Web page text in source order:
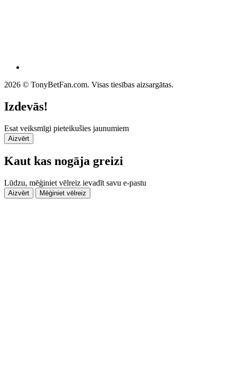
2026 © TonyBetFan.com. Visas tiesības aizsargātas.
Izdevās!
Esat veiksmīgi pieteikušies jaunumiem
Aizvērt
Kaut kas nogāja greizi
Lūdzu, mēģiniet vēlreiz ievadīt savu e-pastu
Aizvērt Mēģiniet vēlreiz